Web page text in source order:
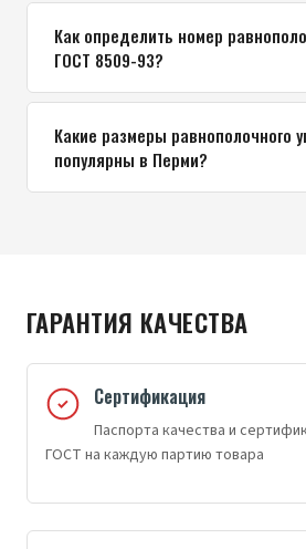
Как определить номер
ГОСТ 8509-93?
Какие размеры равнополочного
популярны в Перми?
ГАРАНТИЯ КАЧЕСТВА
Сертификация
Паспорта качества и
ГОСТ на каждую партию товара